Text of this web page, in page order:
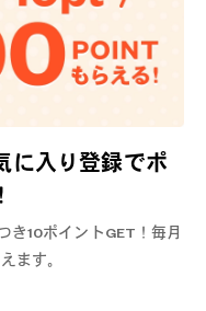
に入り登録でポ
き10ポイントGET！毎月
ます。